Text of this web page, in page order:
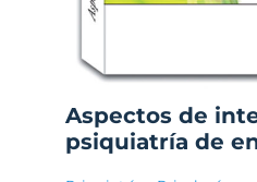
Aspectos de
psiquiatría de